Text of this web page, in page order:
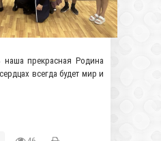
прекрасная Родина
всегда будет мир и